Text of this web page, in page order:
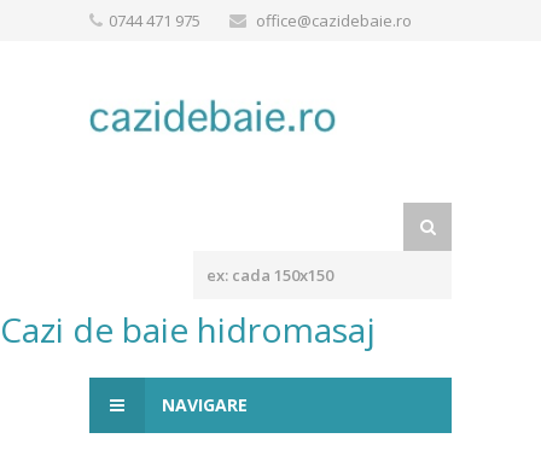
0744 471 975 office@cazidebaie.ro
Cazi de baie hidromasaj
NAVIGARE